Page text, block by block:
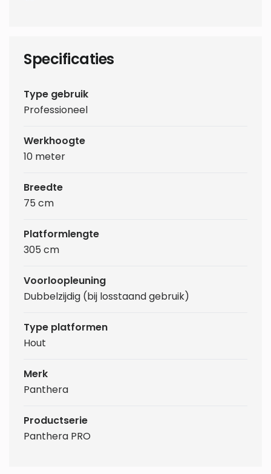
Specificaties
Type gebruik
Professioneel
Werkhoogte
10 meter
Breedte
75 cm
Platformlengte
305 cm
Voorloopleuning
Dubbelzijdig (bij losstaand gebruik)
Type platformen
Hout
Merk
Panthera
Productserie
Panthera PRO